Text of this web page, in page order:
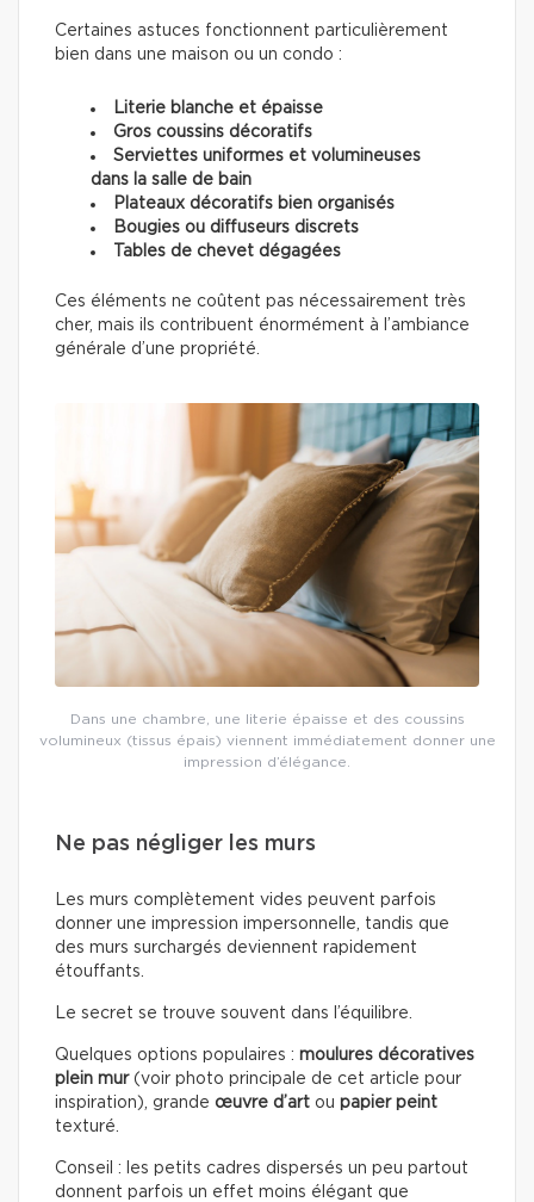
Certaines astuces fonctionnent particulièrement
bien dans une maison ou un condo :
Literie blanche et épaisse
Gros coussins décoratifs
Serviettes uniformes et volumineuses
dans la salle de bain
Plateaux décoratifs bien organisés
Bougies ou diffuseurs discrets
Tables de chevet dégagées
Ces éléments ne coûtent pas nécessairement très
cher, mais ils contribuent énormément à l’ambiance
générale d’une propriété.
Dans une chambre, une literie épaisse et des coussins
volumineux (tissus épais) viennent immédiatement donner une
impression d’élégance.
Ne pas négliger les murs
Les murs complètement vides peuvent parfois
donner une impression impersonnelle, tandis que
des murs surchargés deviennent rapidement
étouffants.
Le secret se trouve souvent dans l’équilibre.
Quelques options populaires : moulures décoratives
plein mur (voir photo principale de cet article pour
inspiration), grande œuvre d’art ou papier peint
texturé.
Conseil : les petits cadres dispersés un peu partout
donnent parfois un effet moins élégant que